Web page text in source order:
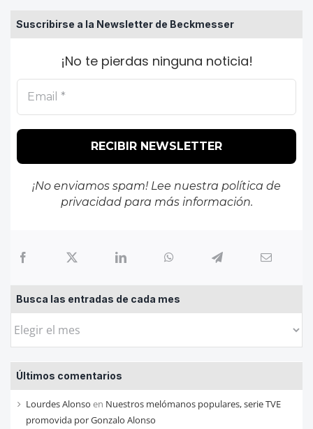
Suscribirse a la Newsletter de Beckmesser
¡No te pierdas ninguna noticia!
¡No enviamos spam! Lee nuestra política de
privacidadpara más información.
Busca las entradas de cada mes
Busca
entradas
de
cada
mes
Últimos comentarios
Lourdes Alonso en Nuestros melómanos populares, serie TVE
promovida por Gonzalo Alonso